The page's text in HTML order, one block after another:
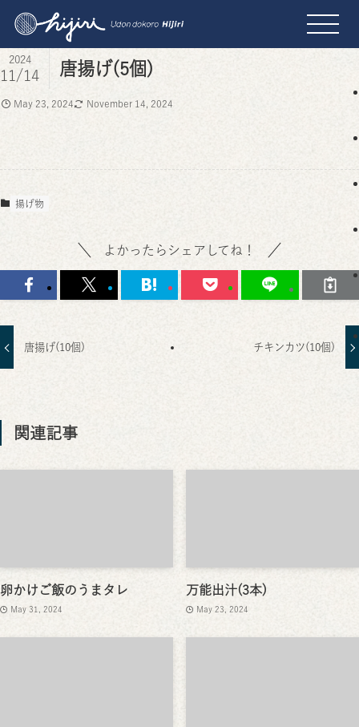
唐揚げ(5個)
2024
11/14
May 23, 2024 November 14, 2024
揚げ物
よかったらシェアしてね！
唐揚げ(10個) チキンカツ(10個)
関連記事
卵かけご飯のうまタレ
May 31, 2024
万能出汁(3本)
May 23, 2024